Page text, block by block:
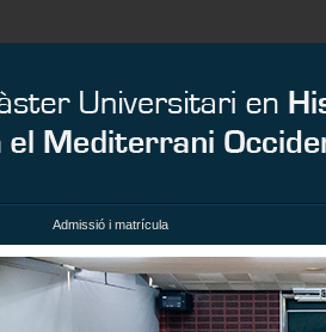
Admissió i matrícula